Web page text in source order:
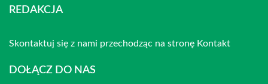
REDAKCJA
Skontaktuj się z nami przechodząc na stronę Kontakt
DOŁĄCZ DO NAS